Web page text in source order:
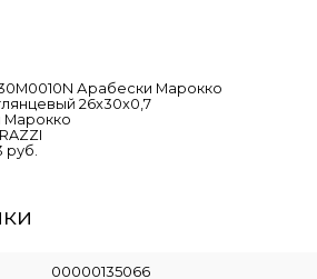
Арабески Марокко
26x30x0,7
Марокко
руб.
00000135066